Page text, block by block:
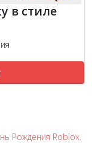
в стиле
Рождения Roblox.